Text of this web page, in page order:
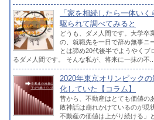
「家を相続したら一体い
駆られて調べてみると
どうも、ダメ人間です。大学卒
の、就職先を一日で辞め無事ニ
とは諦め20代後半でようやく
るダメ人間です。 そんな私が、将来に一抹の不...
2020年東京オリンピック
化していた【コラム】
昔から、不動産はとても価値の
敗神話は崩れかけているのが現
不動産の価値は上がり続ける」